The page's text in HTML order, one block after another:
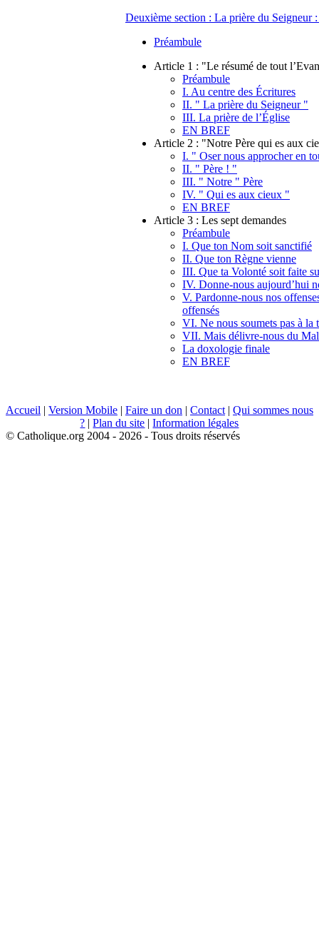
Deuxième section : La prière du Seigneur
Préambule
Article 1 : "Le résumé de tout
Préambule
I. Au centre des Écritures
II. " La prière du Seigneur "
III. La prière de l’Église
EN BREF
Article 2 : "Notre Père qui es aux
I. " Oser nous approcher en
II. " Père ! "
III. " Notre " Père
IV. " Qui es aux cieux "
EN BREF
Article 3 : Les sept demandes
Préambule
I. Que ton Nom soit sanctifié
II. Que ton Règne vienne
III. Que ta Volonté soit faite
IV. Donne-nous aujourd’hui
V. Pardonne-nous nos
offensés
VI. Ne nous soumets pas à la
VII. Mais délivre-nous du Mal
La doxologie finale
EN BREF
Accueil | Version Mobile | Faire un don | Contact | Qui sommes nous
? |Plan du site |Information légales
© Catholique.org 2004 - 2026 - Tous droits réservés